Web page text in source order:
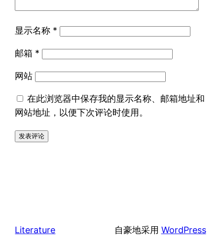
显示名称 *
邮箱 *
网站
在此浏览器中保存我的显示名称、邮箱地址和
网站地址，以便下次评论时使用。
Literature 自豪地采用 WordPress